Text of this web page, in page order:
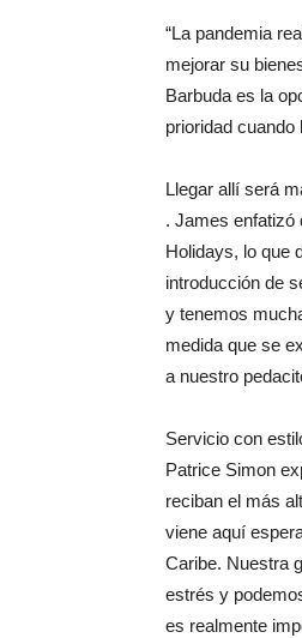
“La pandemia
mejorar su
Barbuda es la
prioridad
Llegar allí será
. James enfatizó
Holidays, lo que
introducción de
y tenemos
medida que se
a nuestro
Servicio con
Patrice Simon
reciban el más
viene aquí
Caribe. Nuestra
estrés y
es realmente